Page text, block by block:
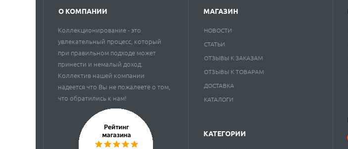
О КОМПАНИИ
Коллекционирование - это
увлекательный процесс, который
при правильном подходе может
принести и немалый доход.
Коллектив нашей компании
надеется что Вы не пожалеете о том,
что обратились к нам!
МАГАЗИН
НОВОСТИ
СТАТЬИ
ОТЗЫВЫ К ЗАКАЗАМ
ОТЗЫВЫ К ТОВАРАМ
ДОСТАВКА
КАТАЛОГИ
КАТЕГОРИИ